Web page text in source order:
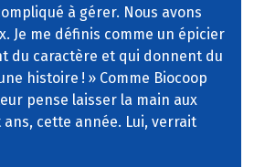
à gérer. Nous avons
Je me définis comme un épicier
du caractère et qui donnent du
histoire ! » Comme Biocoop
pense laisser la main aux
cette année. Lui, verrait